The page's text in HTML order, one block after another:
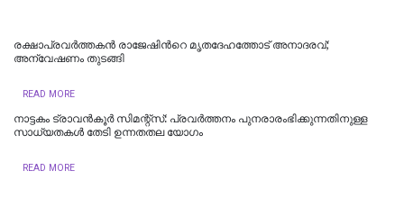
രക്ഷാപ്രവർത്തകൻ രാജേഷിന്‍റെ മൃതദേഹത്തോട് അനാദരവ്;
അന്വേഷണം തുടങ്ങി
READ MORE
നാട്ടകം ട്രാവൻകൂർ സിമന്റ്സ്: പ്രവർത്തനം പുനരാരംഭിക്കുന്നതിനുള്ള
സാധ്യതകൾ തേടി ഉന്നതതല യോഗം
READ MORE